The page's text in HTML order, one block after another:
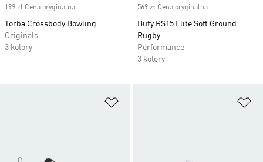
199 zł Cena oryginalna
Torba Crossbody Bowling
Originals
3 kolory
569 zł Cena oryginalna
Buty RS15 Elite Soft Ground
Rugby
Performance
3 kolory